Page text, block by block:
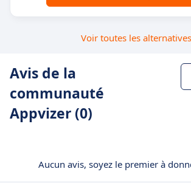
Voir toutes les alternatives
Avis de la
communauté
Appvizer (0)
Aucun avis, soyez le premier à